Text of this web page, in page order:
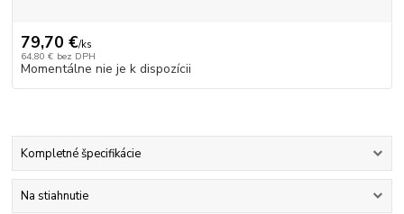
79,70 €/ks
64,80 € bez DPH
Momentálne nie je k dispozícii
Kompletné špecifikácie
Na stiahnutie